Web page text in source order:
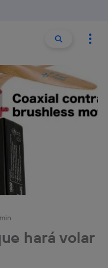
Buscar
hará volar